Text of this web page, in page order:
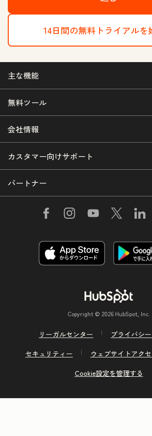
14日間の無料トライアルを
主な機能
無料ツール
会社情報
カスタマー向けサポート
パートナー
Copyright © 2026 HubSpot, Inc.
リーガルセンター
プライバシ
セキュリティー
ウェブサイトアク
Cookie設定を管理する